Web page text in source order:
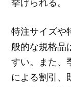
特注サイズや
般的な規格品
すい。また、
による割引、